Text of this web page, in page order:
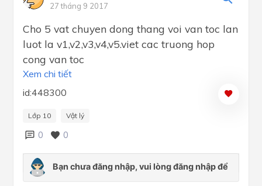
27 tháng 9 2017
Cho 5 vat chuyen dong thang voi van toc lan
luot la v1,v2,v3,v4,v5.viet cac truong hop
cong van toc
Xem chi tiết
id:448300
Lớp 10 Vật lý
0 0